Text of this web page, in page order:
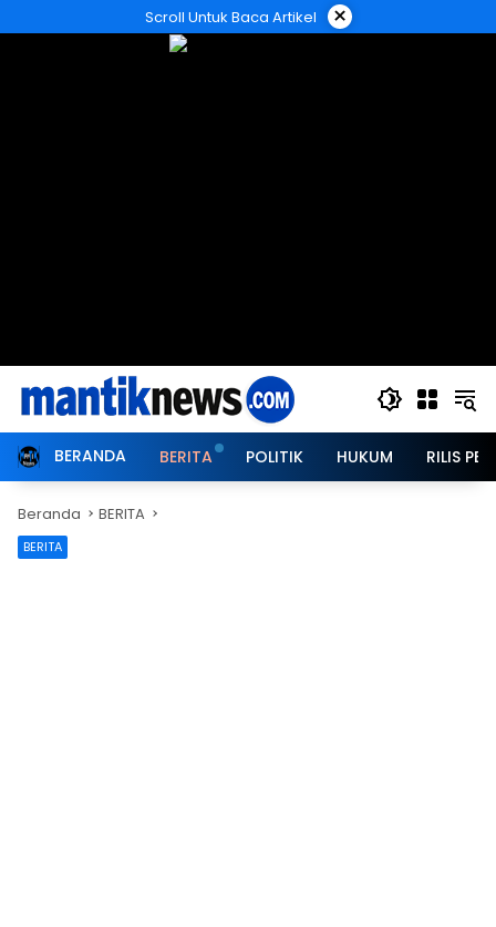
ke
Scroll Untuk Baca Artikel ×
BERANDA BERITA POLITIK HUKUM RILIS
Beranda BERITA
BERITA